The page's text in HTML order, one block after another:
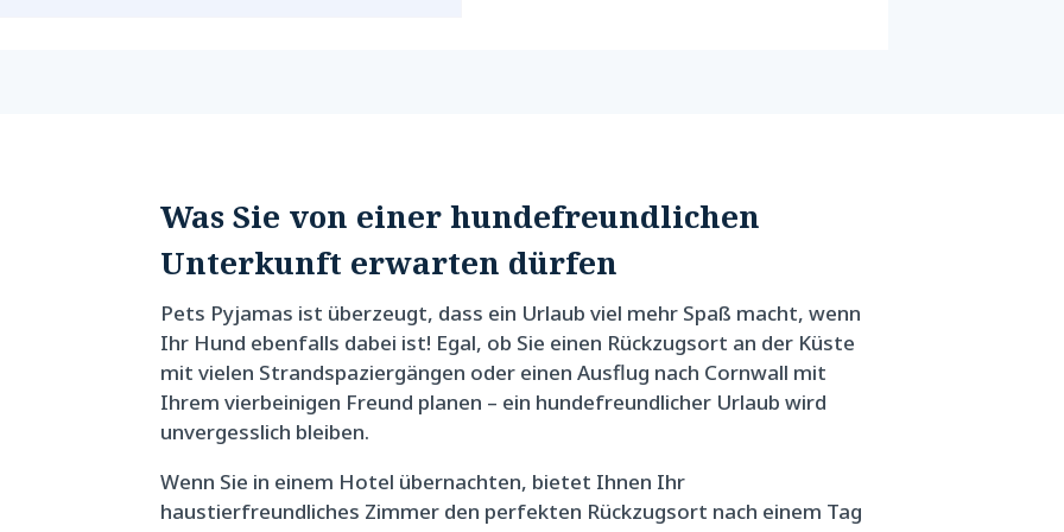
Was Sie von einer hundefreundlichen
Unterkunft erwarten dürfen
Pets Pyjamas ist überzeugt, dass ein Urlaub viel mehr Spaß macht, wenn
Ihr Hund ebenfalls dabei ist! Egal, ob Sie einen Rückzugsort an der Küste
mit vielen Strandspaziergängen oder einen Ausflug nach Cornwall mit
Ihrem vierbeinigen Freund planen – ein hundefreundlicher Urlaub wird
unvergesslich bleiben.
Wenn Sie in einem Hotel übernachten, bietet Ihnen Ihr
haustierfreundliches Zimmer den perfekten Rückzugsort nach einem Tag